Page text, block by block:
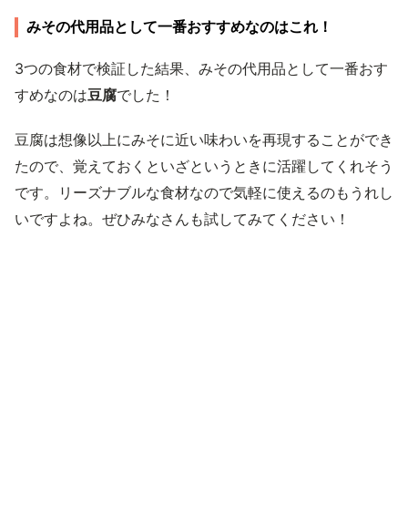
みその代用品として一番おすすめなのはこれ！
3つの食材で検証した結果、みその代用品として一番おす
すめなのは豆腐でした！
豆腐は想像以上にみそに近い味わいを再現することができ
たので、覚えておくといざというときに活躍してくれそう
です。リーズナブルな食材なので気軽に使えるのもうれし
いですよね。ぜひみなさんも試してみてください！